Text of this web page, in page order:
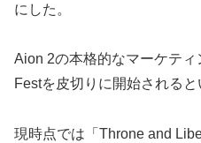
にした。
Aion 2の本格的なマーケテ
Festを皮切りに開始されると
現時点では「Throne and